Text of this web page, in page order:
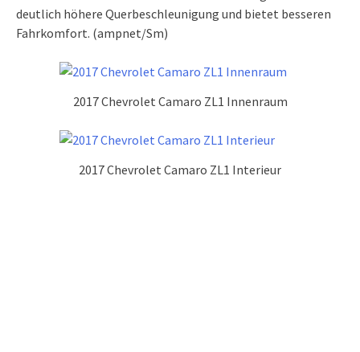
deutlich höhere Querbeschleunigung und bietet besseren
Fahrkomfort. (ampnet/Sm)
2017 Chevrolet Camaro ZL1 Innenraum
2017 Chevrolet Camaro ZL1 Interieur